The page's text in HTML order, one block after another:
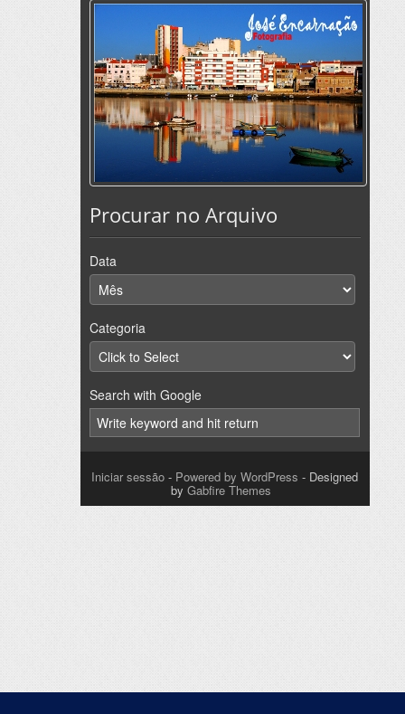
Procurar no Arquivo
Data
Categoria
Search with Google
Iniciar sessão - Powered by WordPress - Designed
by Gabfire Themes